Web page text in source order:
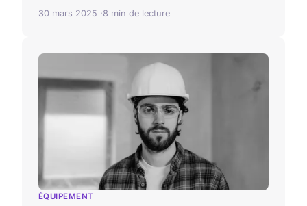
30 mars 2025 8 min de lecture
ÉQUIPEMENT